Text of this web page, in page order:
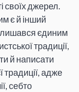
своїх джерел.
є й інший
лишався єдиним
традиції,
й написати
традиції, адже
себто